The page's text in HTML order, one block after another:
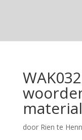
door Rien te